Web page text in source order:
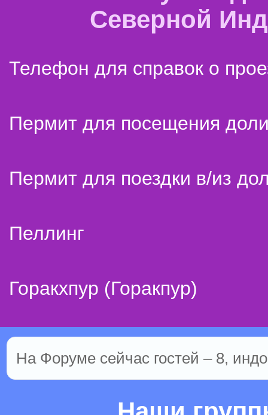
Северной
Телефон для справок о
Пермит для посещения
Пермит для поездки в/из
Пеллинг
Горакхпур (Горакпур)
На Форуме сейчас гостей – 8,